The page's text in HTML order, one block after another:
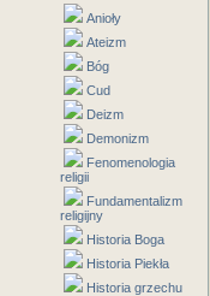
Anioły
Ateizm
Bóg
Cud
Deizm
Demonizm
Fenomenologia
religii
Fundamentalizm
religijny
Historia Boga
Historia Piekła
Historia grzechu